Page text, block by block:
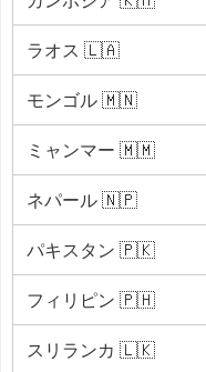
ラオス 🇱🇦
モンゴル 🇲🇳
ミャンマー 🇲🇲
ネパール 🇳🇵
パキスタン 🇵🇰
フィリピン 🇵🇭
スリランカ 🇱🇰